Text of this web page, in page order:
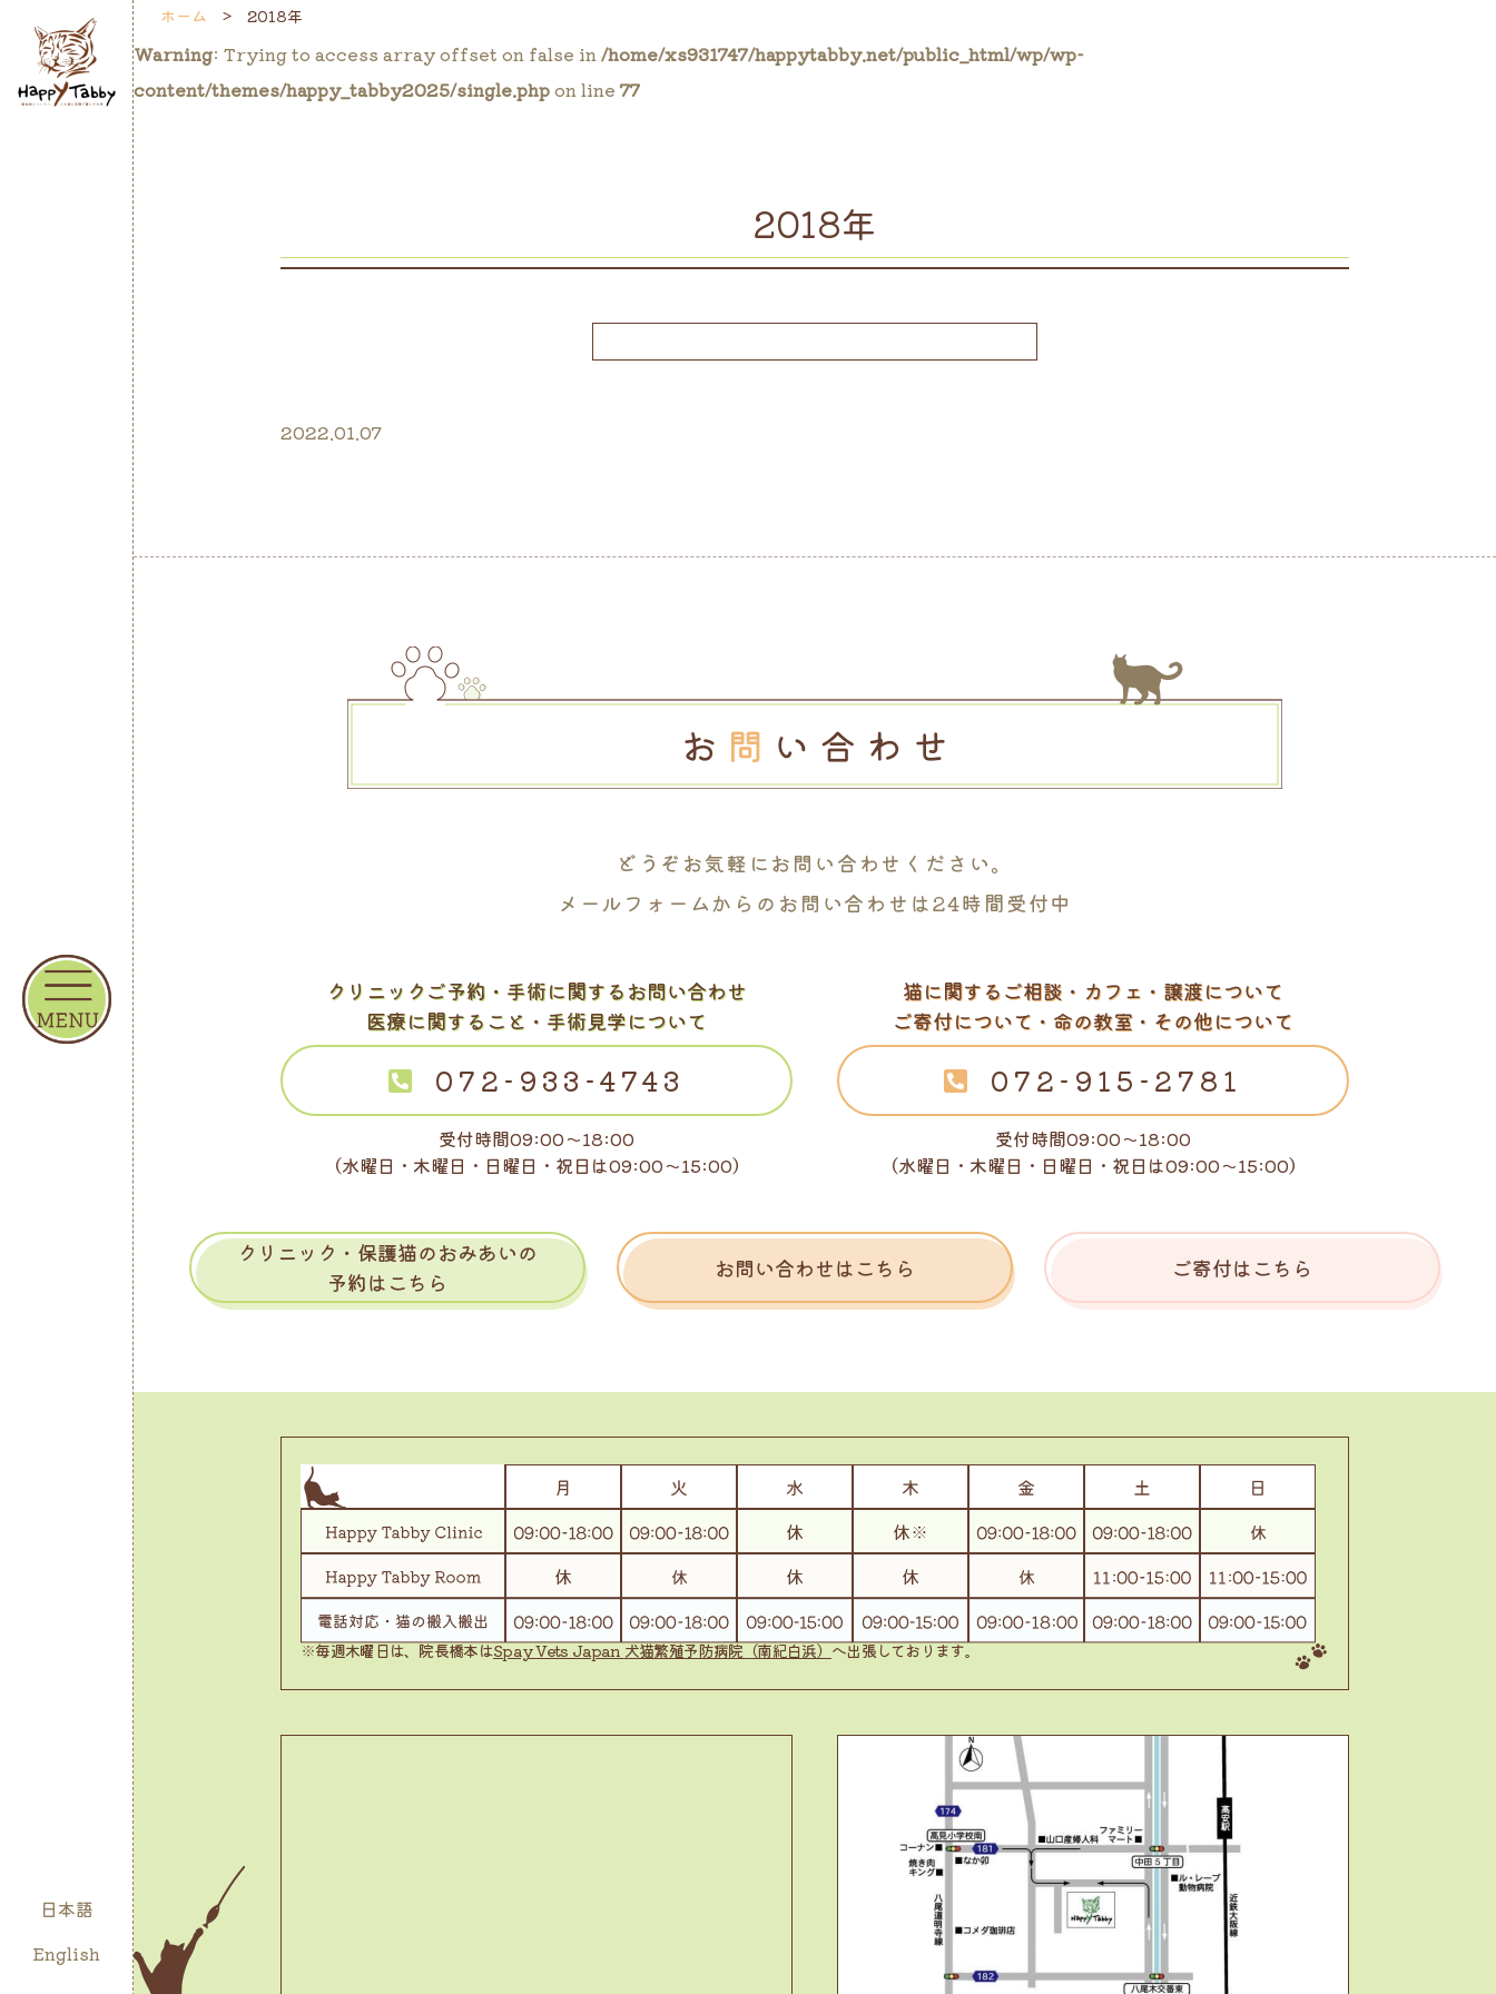
日本語
English
ホーム 2018年
Warning: Trying to access array offset on false in/home/xs931747/happytabby.net/public_html/wp/wp-
content/themes/happy_tabby2025/single.phpon line 77
2018年
2022.01.07
どうぞお気軽にお問い合わせください。
メールフォームからの お問い合わせは24時間受付中
クリニックご予約 ・ 手術に関するお問い合わせ
医療に関すること・手術見学について
072-933-4743
受付時間09:00～18:00
（水曜日・木曜日・日曜日・祝日は09:00～15:00）
猫に関するご相談・カフェ・譲渡について
ご寄付について・命の教室・その他について
072-915-2781
受付時間09:00～18:00
（水曜日・木曜日・日曜日・祝日は09:00～15:00）
クリニック・保護猫のおみあいの
予約はこちら
お問い合わせはこちら ご寄付はこちら
※毎週木曜日は、院長橋本はSpay Vets Japan犬猫繁殖予防病院（南紀白浜）へ出張しております。